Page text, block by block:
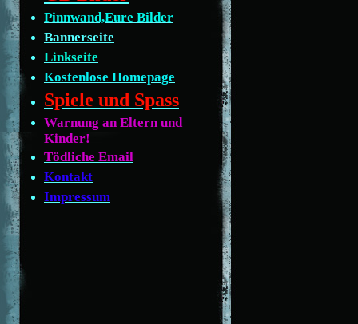
Pinnwand,Eure Bilder
Bannerseite
Linkseite
Kostenlose Homepage
Spiele und Spass
Warnung an Eltern und
Kinder!
Tödliche Email
Kontakt
Impressum